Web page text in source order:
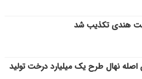
هندی تکذیب شد
اصله نهال طرح یک میلیارد درخت تولید